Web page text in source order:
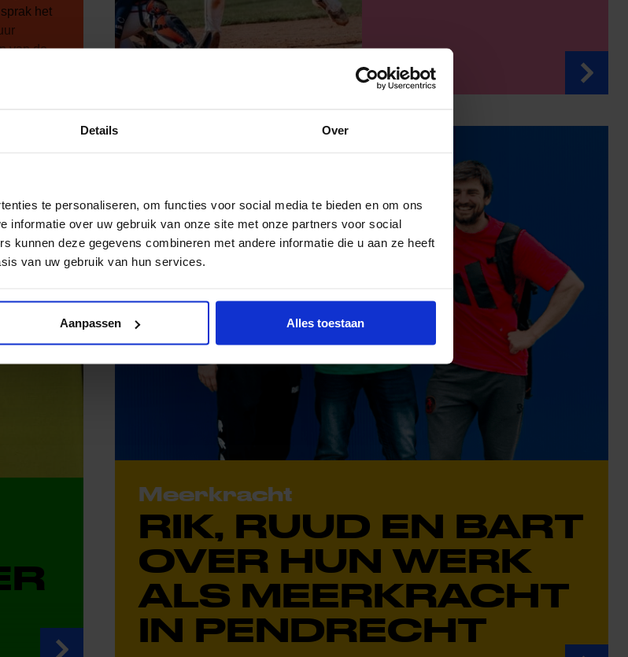
Details Over
te personaliseren, om functies voor social media te bieden en om ons
informatie over uw gebruik van onze site met onze partners voor social
kunnen deze gegevens combineren met andere informatie die u aan ze heeft
van uw gebruik van hun services.
Aanpassen Alles toestaan
het
van de
Meerkracht
RIK, RUUD EN BART
OVER HUN WERK
ALS MEERKRACHT
IN PENDRECHT